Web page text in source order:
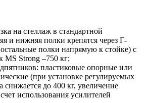
на стеллаж в стандартной
и нижняя полки крепятся через Г-
полки напрямую к стойке) с
MS Strong –750 кг;
пластиковые опорные или
(при установке регулируемых
снижается до 400 кг, увеличение
использования усилителей